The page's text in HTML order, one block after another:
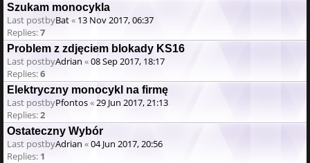
Szukam monocykla
Last postbyBat« 13 Nov 2017, 06:37
Replies:7
Problem z zdjęciem blokady KS16
Last postbyAdrian «08 Sep 2017, 18:17
Replies:6
Elektryczny monocykl na firmę
Last postbyPfontos«29 Jun 2017, 21:13
Replies:2
Ostateczny Wybór
Last postbyAdrian «04 Jun 2017, 20:56
Replies: 1